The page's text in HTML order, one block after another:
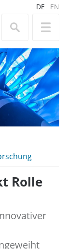
DE EN
Rolle